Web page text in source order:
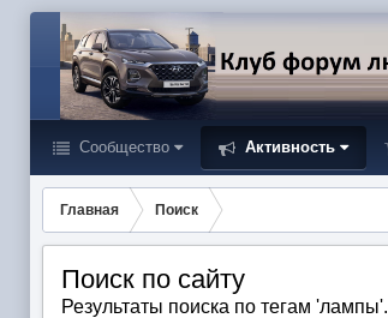
Сообщество Активность
Главная Поиск
Поиск по сайту
Результаты поиска по тегам 'лампы'.